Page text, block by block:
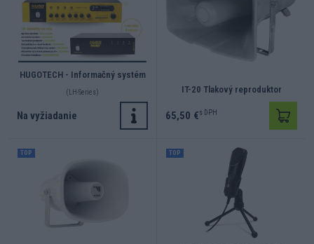
HUGOTECH - Informačný systém
(LH-Series)
Na vyžiadanie
IT-20 Tlakový reproduktor
65,50 €s DPH
TOP TOP